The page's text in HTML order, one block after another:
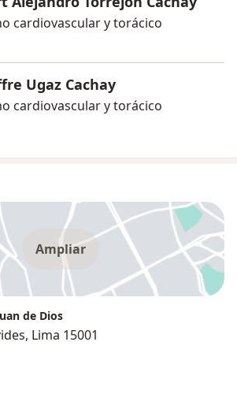
cardiovascular y torácico
Ugaz Cachay
cardiovascular y torácico
Ampliar
de Dios
Lima 15001